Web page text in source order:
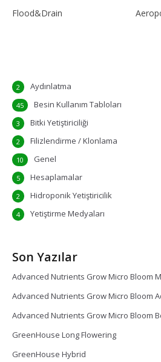
Flood&Drain
Aydınlatma
2
Besin Kullanım Tabloları
45
Bitki Yetiştiriciliği
3
Filizlendirme / Klonlama
2
Genel
10
Hesaplamalar
5
Hidroponik Yetiştiricilik
2
Yetiştirme Medyaları
4
Son Yazılar
Advanced Nutrients Grow Micro Bloom
Advanced Nutrients Grow Micro Bloom
Advanced Nutrients Grow Micro Bloom
GreenHouse Long Flowering
GreenHouse Hybrid